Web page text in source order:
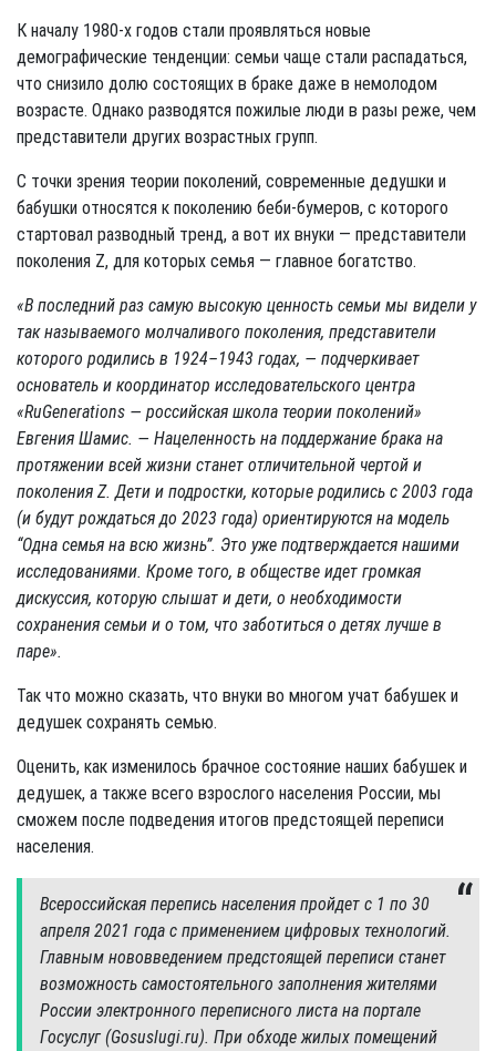
К началу 1980-х годов стали проявляться новые
демографические тенденции: семьи чаще стали распадаться,
что снизило долю состоящих в браке даже в немолодом
возрасте. Однако разводятся пожилые люди в разы реже, чем
представители других возрастных групп.
С точки зрения теории поколений, современные дедушки и
бабушки относятся к поколению беби-бумеров, с которого
стартовал разводный тренд, а вот их внуки — представители
поколения Z, для которых семья — главное богатство.
«В последний раз самую высокую ценность семьи мы видели у
так называемого молчаливого поколения, представители
которого родились в 1924–1943 годах, — подчеркивает
основатель и координатор исследовательского центра
«RuGenerations — российская школа теории поколений»
Евгения Шамис. — Нацеленность на поддержание брака на
протяжении всей жизни станет отличительной чертой и
поколения Z. Дети и подростки, которые родились с 2003 года
(и будут рождаться до 2023 года) ориентируются на модель
“Одна семья на всю жизнь”. Это уже подтверждается нашими
исследованиями. Кроме того, в обществе идет громкая
дискуссия, которую слышат и дети, о необходимости
сохранения семьи и о том, что заботиться о детях лучше в
паре».
Так что можно сказать, что внуки во многом учат бабушек и
дедушек сохранять семью.
Оценить, как изменилось брачное состояние наших бабушек и
дедушек, а также всего взрослого населения России, мы
сможем после подведения итогов предстоящей переписи
населения.
Всероссийская перепись населения пройдет с 1 по 30
апреля 2021 года с применением цифровых технологий.
Главным нововведением предстоящей переписи станет
возможность самостоятельного заполнения жителями
России электронного переписного листа на портале
Госуслуг (Gosuslugi.ru). При обходе жилых помещений